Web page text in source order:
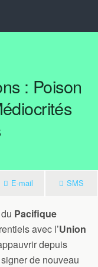
: Poison
E-mail SMS
Pacifique
avec l’Union
depuis
de nouveau